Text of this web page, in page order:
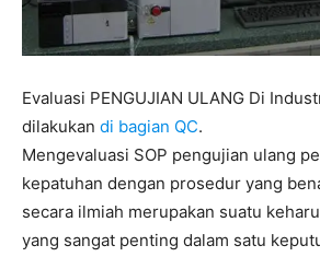
Evaluasi PENGUJIAN ULANG Di
dilakukan di bagian QC.
Mengevaluasi SOP pengujian ulang
kepatuhan dengan prosedur yang
secara ilmiah merupakan suatu
yang sangat penting dalam satu